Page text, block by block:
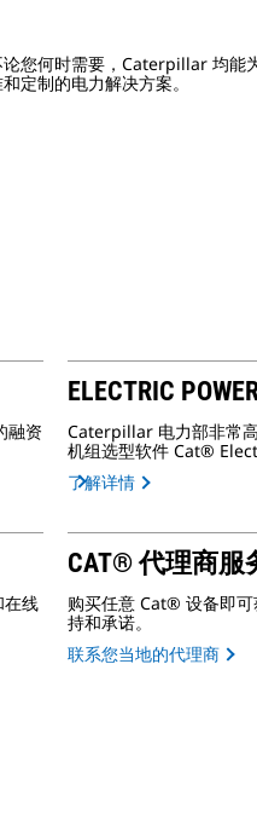
您何时需要，Caterpillar 均能
定制的电力解决方案。
融资
ELECTRIC
Caterpillar 电力部非常
机组选型软件 Cat®
了解详情
在线
CAT® 代理商服
购买任意 Cat® 设备即
持和承诺。
联系您当地的代理商